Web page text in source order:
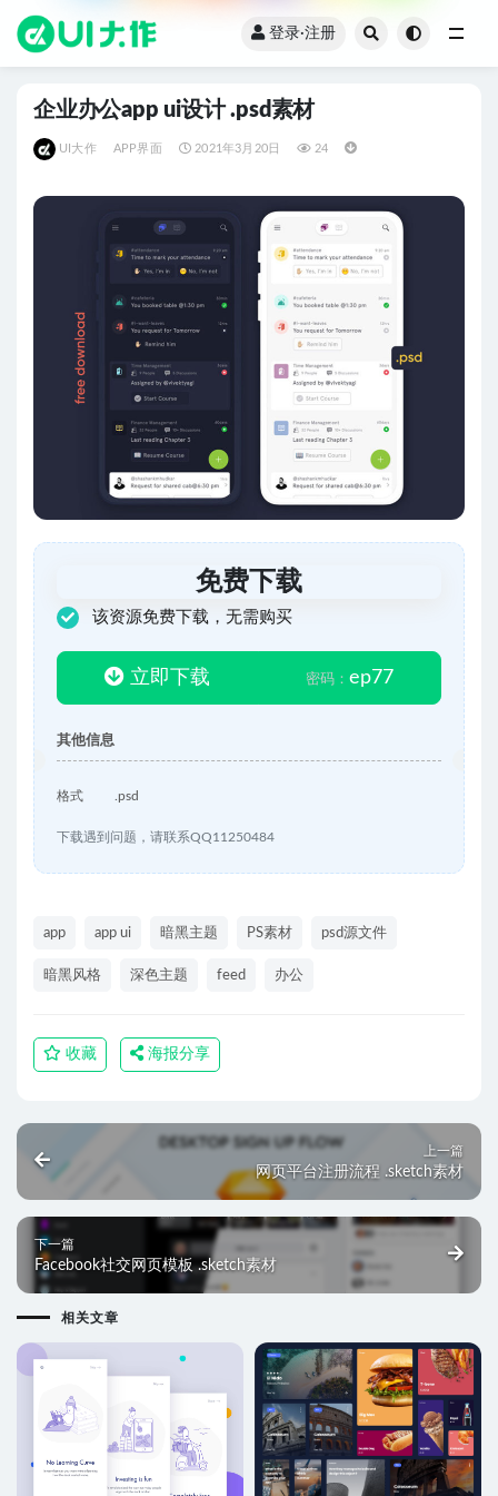
登录·注册
企业办公app ui设计 .psd素材
UI大作 APP界面 2021年3月20日 24
免费下载
该资源免费下载，无需购买
立即下载 密码： ep77
其他信息
格式 .psd
下载遇到问题，请联系QQ11250484
app app ui 暗黑主题 PS素材 psd源文件
暗黑风格 深色主题 feed 办公
收藏 海报分享
上一篇
网页平台注册流程 .sketch素材
下一篇
Facebook社交网页模板 .sketch素材
相关文章